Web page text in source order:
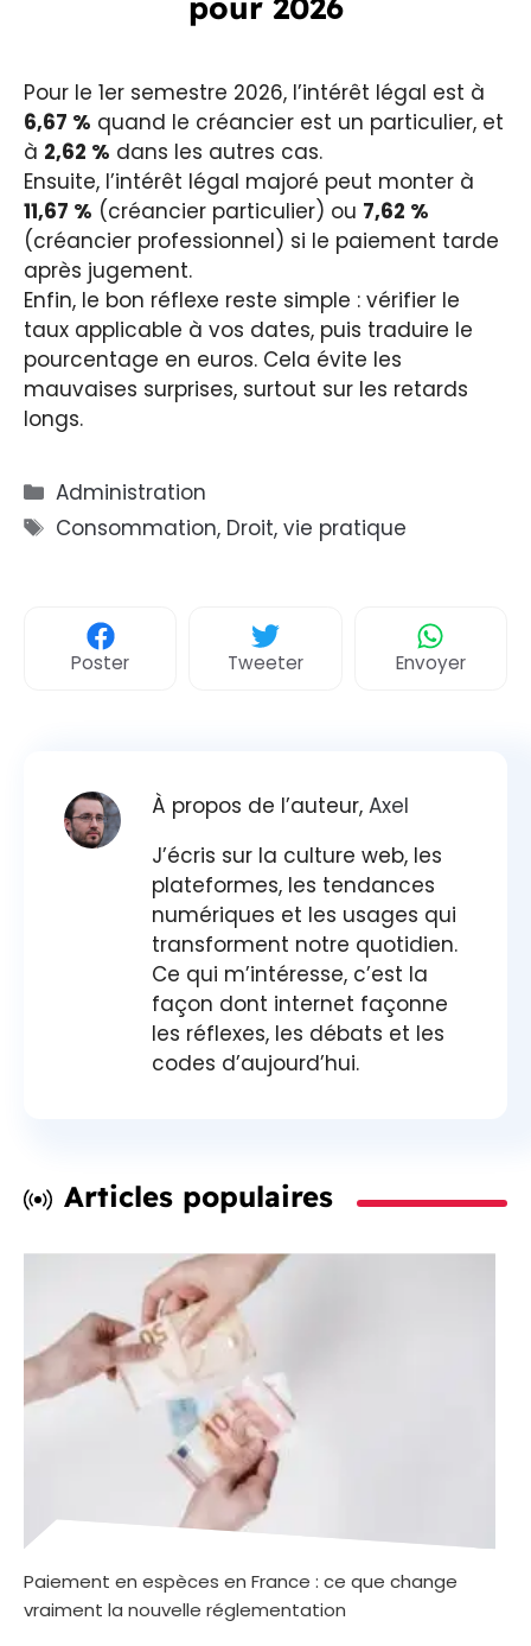
Pour le 1er semestre 2026, l’intérêt légal est à
6,67 % quand le créancier est un particulier, et
à 2,62 % dans les autres cas.
Ensuite, l’intérêt légal majoré peut monter à
11,67 % (créancier particulier) ou 7,62 %
(créancier professionnel) si le paiement tarde
après jugement.
Enfin, le bon réflexe reste simple : vérifier le
taux applicable à vos dates, puis traduire le
pourcentage en euros. Cela évite les
mauvaises surprises, surtout sur les retards
longs.
Catégories
Administration
Étiquettes
Consommation, Droit,vie pratique
Poster Tweeter Envoyer
À propos de l’auteur, Axel
J’écris sur la culture web, les
plateformes, les tendances
numériques et les usages qui
transforment notre quotidien.
Ce qui m’intéresse, c’est la
façon dont internet façonne
les réflexes, les débats et les
codes d’aujourd’hui.
Articles populaires
Paiement en espèces en France : ce que change
vraiment la nouvelle réglementation